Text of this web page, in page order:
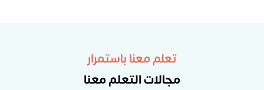
تعلم معنا باستمرار
مجالات التعلم معنا